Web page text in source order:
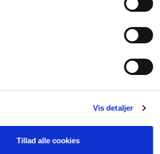
Vis detaljer
Tillad alle cookies
hos Vølund Varmeteknik
er vi mere end vores produkter. Vi
der er den rigtige for dig. Vælger du
hjælper vi dig med at
dit behov. Og når din varmepumpe